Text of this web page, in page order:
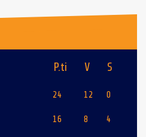
P.ti V S
24 12 0
16 8 4